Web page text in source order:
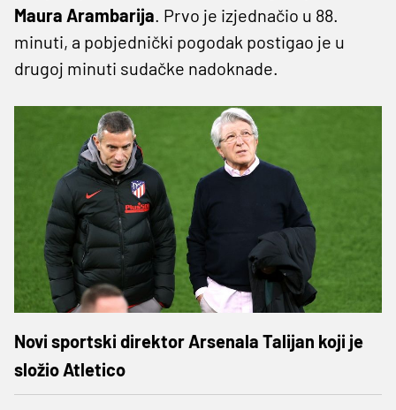
Maura Arambarija. Prvo je izjednačio u 88.
minuti, a pobjednički pogodak postigao je u
drugoj minuti sudačke nadoknade.
Novi sportski direktor Arsenala Talijan koji je
složio Atletico